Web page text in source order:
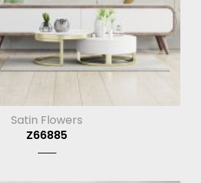
Satin Flowers
Z66885